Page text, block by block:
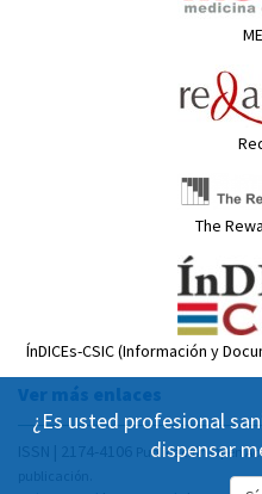
The
ÍnDICEs-CSIC (Información y
Ver más enlaces
¿Es usted profesional
dispensar
Publicación Open